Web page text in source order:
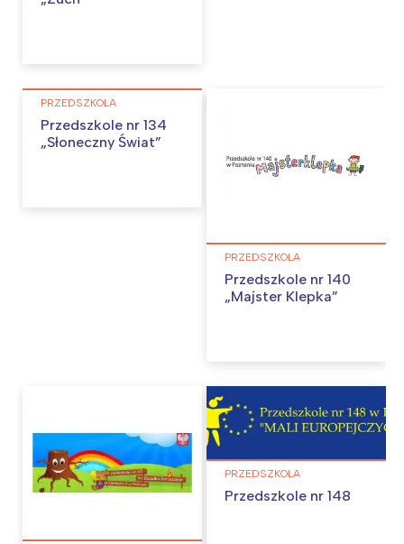
PRZEDSZKOLA
Przedszkole nr 134
„Słoneczny Świat”
PRZEDSZKOLA
Przedszkole nr 140
„Majster Klepka”
PRZEDSZKOLA
Przedszkole nr 148
Warszawa
Kraków
Wszystkie
Wybieram